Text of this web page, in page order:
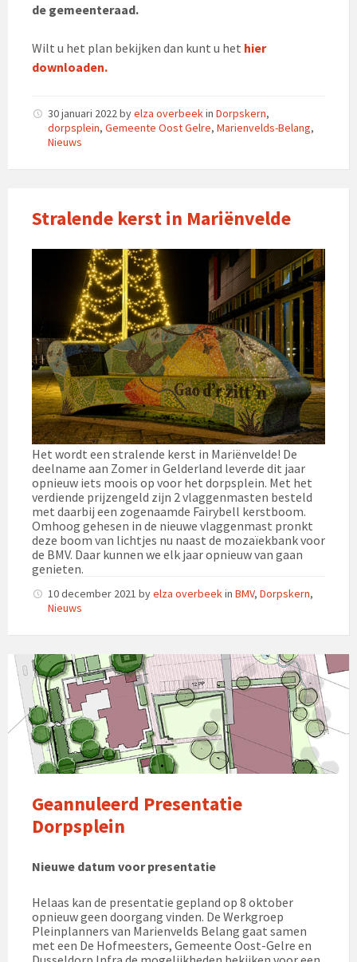
de gemeenteraad.
Wilt u het plan bekijken dan kunt u het hier
downloaden.
30 januari 2022 byelza overbeek in Dorpskern,
dorpsplein, Gemeente Oost Gelre, Marienvelds-Belang,
Nieuws
Stralende kerst in Mariënvelde
Het wordt een stralende kerst in Mariënvelde! De
deelname aan Zomer in Gelderland leverde dit jaar
opnieuw iets moois op voor het dorpsplein. Met het
verdiende prijzengeld zijn 2 vlaggenmasten besteld
met daarbij een zogenaamde Fairybell kerstboom.
Omhoog gehesen in de nieuwe vlaggenmast pronkt
deze boom van lichtjes nu naast de mozaïekbank voor
de BMV. Daar kunnen we elk jaar opnieuw van gaan
genieten.
10 december 2021 byelza overbeekin BMV, Dorpskern,
Nieuws
Geannuleerd Presentatie
Dorpsplein
Nieuwe datum voor presentatie
Helaas kan de presentatie gepland op 8 oktober
opnieuw geen doorgang vinden. De Werkgroep
Pleinplanners van Marienvelds Belang gaat samen
met een De Hofmeesters, Gemeente Oost-Gelre en